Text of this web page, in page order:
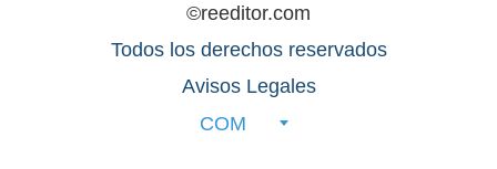
©reeditor.com
Todos los derechos reservados
Avisos Legales